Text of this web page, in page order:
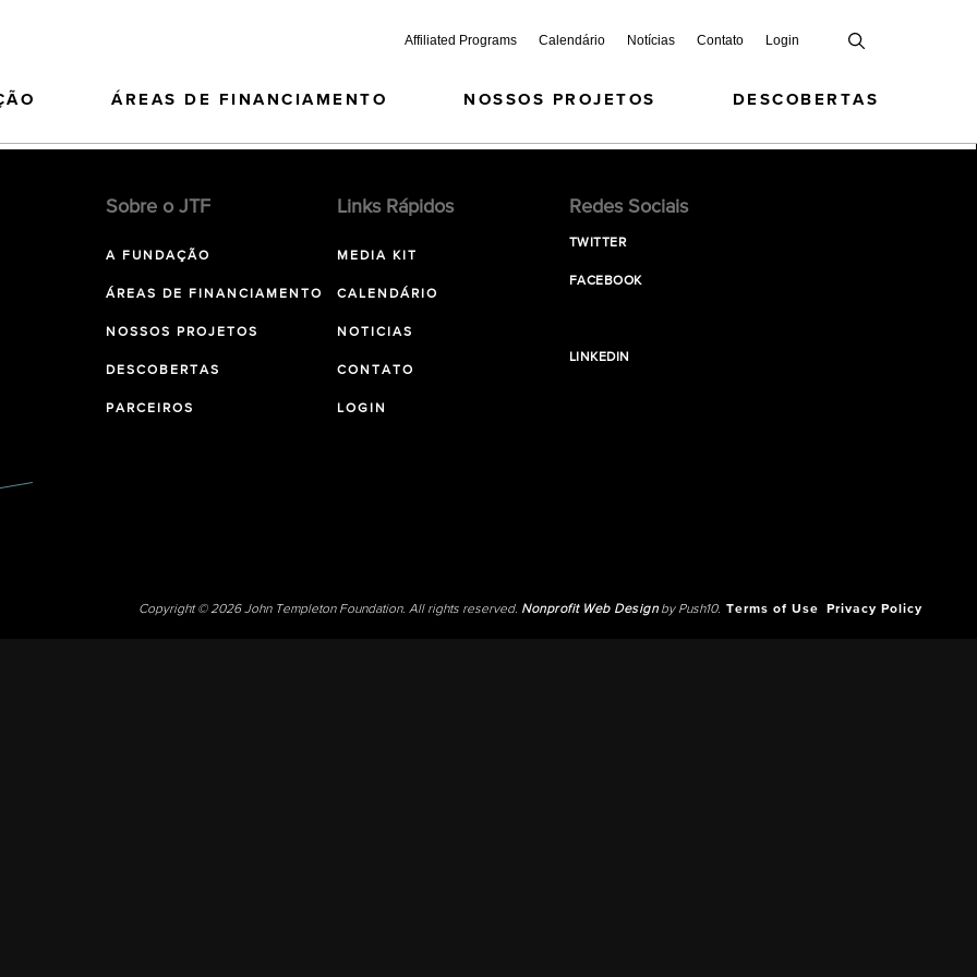
Affiliated Programs Calendário Notícias Contato Login
ÁREAS DE FINANCIAMENTO NOSSOS PROJETOS DESCOBERTAS
Sobre o JTF
A FUNDAÇÃO
ÁREAS DE FINANCIAMENTO
NOSSOS PROJETOS
DESCOBERTAS
PARCEIROS
Links Rápidos
MEDIA KIT
CALENDÁRIO
NOTICIAS
CONTATO
LOGIN
Redes Sociais
TWITTER
FACEBOOK
LINKEDIN
Copyright © 2026 John Templeton Foundation. All rights reserved. Nonprofit Web Designby Push10. Terms of Use Privacy Policy